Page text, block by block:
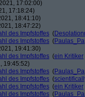
17:02:00)
17:18:24)
18:41:10)
18:47:22)
des Impfstoffes (
des Impfstoffes (
19:41:30)
des Impfstoffes (ein Kritiker
19:45:52)
des Impfstoffes (
des Impfstoffes (
des Impfstoffes (ein Kritiker
des Impfstoffes (